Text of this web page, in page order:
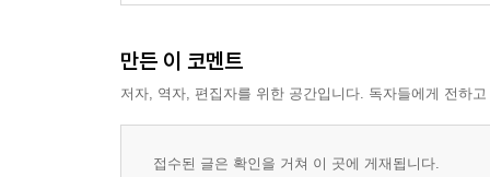
만든 이 코멘트
저자, 역자, 편집자를 위한 공간입니다. 독자들에게 전하
접수된 글은 확인을 거쳐 이 곳에 게재됩니다.